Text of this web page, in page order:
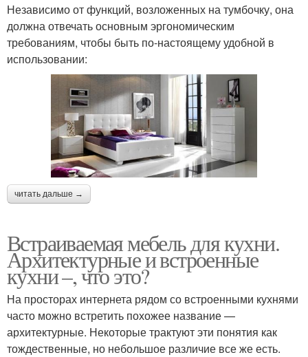
Независимо от функций, возложенных на тумбочку, она
должна отвечать основным эргономическим
требованиям, чтобы быть по-настоящему удобной в
использовании:
читать дальше →
Встраиваемая мебель для кухни.
Архитектурные и встроенные
кухни –, что это?
На просторах интернета рядом со встроенными кухнями
часто можно встретить похожее название —
архитектурные. Некоторые трактуют эти понятия как
тождественные, но небольшое различие все же есть.